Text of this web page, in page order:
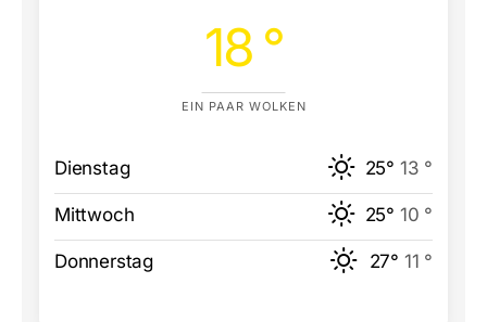
18 °
EIN PAAR WOLKEN
Dienstag 25° 13 °
Mittwoch 25° 10 °
Donnerstag 27° 11 °